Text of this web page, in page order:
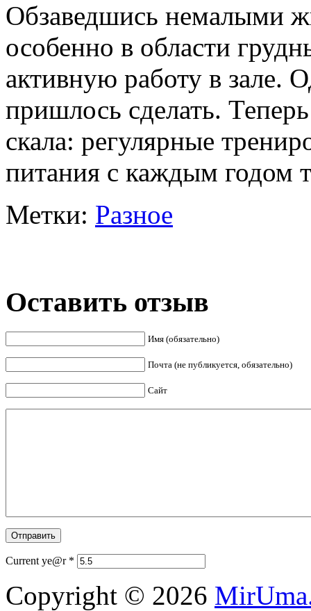
Обзаведшись немалыми
особенно в области
активную работу в зале.
пришлось сделать.
скала: регулярные
питания с каждым годом
Метки: Разное
Оставить отзыв
Имя (обязательно)
Почта (не публикуется, обязательно)
Сайт
Current ye@r *
Copyright © 2026